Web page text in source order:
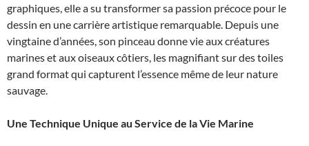
graphiques, elle a su transformer sa passion précoce pour le
dessin en une carrière artistique remarquable. Depuis une
vingtaine d’années, son pinceau donne vie aux créatures
marines et aux oiseaux côtiers, les magnifiant sur des toiles
grand format qui capturent l’essence même de leur nature
sauvage.
Une Technique Unique au Service de la Vie Marine